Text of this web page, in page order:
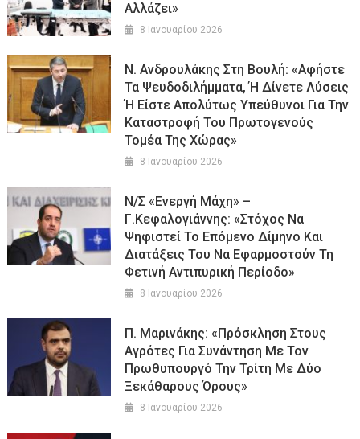
Αλλάζει»
8 Ιανουαρίου 2026
Ν. Ανδρουλάκης Στη Βουλή: «Αφήστε
Τα Ψευδοδιλήμματα, Ή Δίνετε Λύσεις
Ή Είστε Απολύτως Υπεύθυνοι Για Την
Καταστροφή Του Πρωτογενούς
Τομέα Της Χώρας»
8 Ιανουαρίου 2026
Ν/σ «Ενεργή Μάχη» –
Γ.Κεφαλογιάννης: «Στόχος Να
Ψηφιστεί Το Επόμενο Δίμηνο Και
Διατάξεις Του Να Εφαρμοστούν Τη
Φετινή Αντιπυρική Περίοδο»
8 Ιανουαρίου 2026
Π. Μαρινάκης: «Πρόσκληση Στους
Αγρότες Για Συνάντηση Με Τον
Πρωθυπουργό Την Τρίτη Με Δύο
Ξεκάθαρους Όρους»
8 Ιανουαρίου 2026